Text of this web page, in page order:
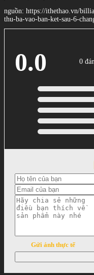
nguồn: https://ithethao.vn/
thu-ba-vao-ban-ket-sau-6-
0.0 0
Gửi ảnh thực tế